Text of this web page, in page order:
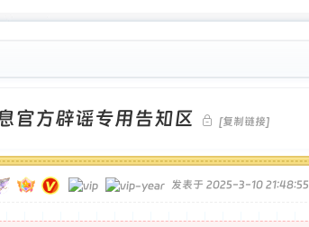
官方辟谣专用告知区 [复制链接]
发表于 2025-3-10 21:48:55